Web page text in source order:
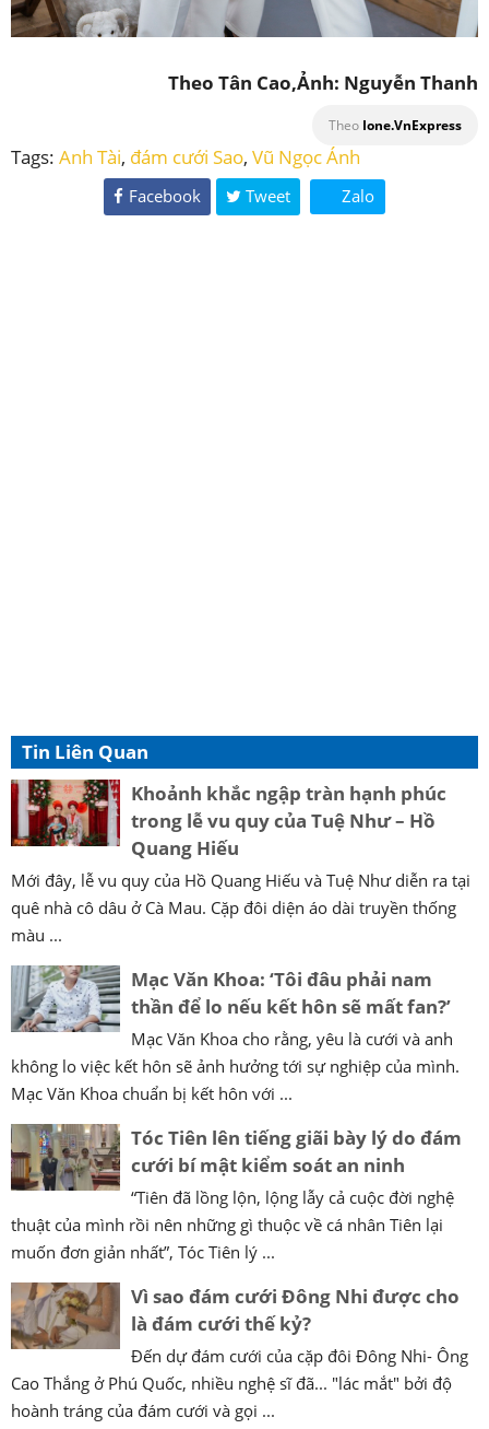
Theo Tân Cao,Ảnh: Nguyễn Thanh
Theo Ione.VnExpress
Tags: Anh Tài, đám cưới Sao, Vũ Ngọc Ánh
Facebook Tweet Zalo
Tin Liên Quan
Khoảnh khắc ngập tràn hạnh phúc
trong lễ vu quy của Tuệ Như – Hồ
Quang Hiếu
Mới đây, lễ vu quy của Hồ Quang Hiếu và Tuệ Như diễn ra tại
quê nhà cô dâu ở Cà Mau. Cặp đôi diện áo dài truyền thống
màu ...
Mạc Văn Khoa: ‘Tôi đâu phải nam
thần để lo nếu kết hôn sẽ mất fan?’
Mạc Văn Khoa cho rằng, yêu là cưới và anh
không lo việc kết hôn sẽ ảnh hưởng tới sự nghiệp của mình.
Mạc Văn Khoa chuẩn bị kết hôn với ...
Tóc Tiên lên tiếng giãi bày lý do đám
cưới bí mật kiểm soát an ninh
“Tiên đã lồng lộn, lộng lẫy cả cuộc đời nghệ
thuật của mình rồi nên những gì thuộc về cá nhân Tiên lại
muốn đơn giản nhất”, Tóc Tiên lý ...
Vì sao đám cưới Đông Nhi được cho
là đám cưới thế kỷ?
Đến dự đám cưới của cặp đôi Đông Nhi- Ông
Cao Thắng ở Phú Quốc, nhiều nghệ sĩ đã... "lác mắt" bởi độ
hoành tráng của đám cưới và gọi ...